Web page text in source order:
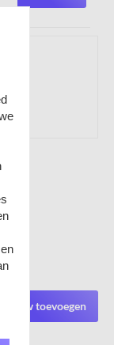
Review toevoegen